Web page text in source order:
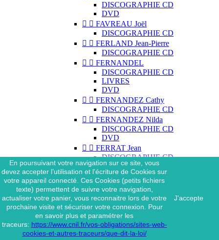
DISCOGRAPHIE CD
DVD
  FAVREAU Joël
DISCOGRAPHIE CD
  FERLAND Jean-Pierre
DISCOGRAPHIE CD
  FERNANDEL
DISCOGRAPHIE CD
LIVRES
DVD
  FERNANDEZ Cathy
DISCOGRAPHIE CD
  FERNANDEZ Nilda
DISCOGRAPHIE CD
DVD
  FERRAT Jean
DISCOGRAPHIE CD
DISCOGRAPHIE 45 TOURS
DISCOGRAPHIE 33 TOURS
DVD
MAGAZINE
  FERRAT Jean & SES
INTERPRÈTES
DISCOGRAPHIE CD
  FERRÉ Léo
En poursuivant votre navigation sur ce site, vous
devez accepter l’utilisation et l'écriture de Cookies sur
votre appareil connecté. Ces Cookies (petits fichiers
texte) permettent de suivre votre navigation,
actualiser votre panier, vous reconnaitre lors de votre
prochaine visite et sécuriser votre connexion. Pour
en savoir plus et paramétrer les
traceurs: https://www.cnil.fr/vos-obligations/sites-web-
cookies-et-autres-traceurs/que-dit-la-loi/
J'accepte